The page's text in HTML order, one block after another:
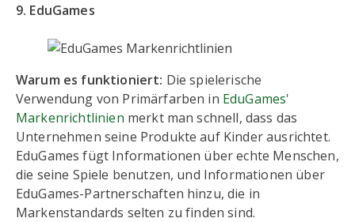
9. EduGames
Warum es funktioniert: Die spielerische
Verwendung von Primärfarben in EduGames'
Markenrichtlinien merkt man schnell, dass das
Unternehmen seine Produkte auf Kinder ausrichtet.
EduGames fügt Informationen über echte Menschen,
die seine Spiele benutzen, und Informationen über
EduGames-Partnerschaften hinzu, die in
Markenstandards selten zu finden sind.